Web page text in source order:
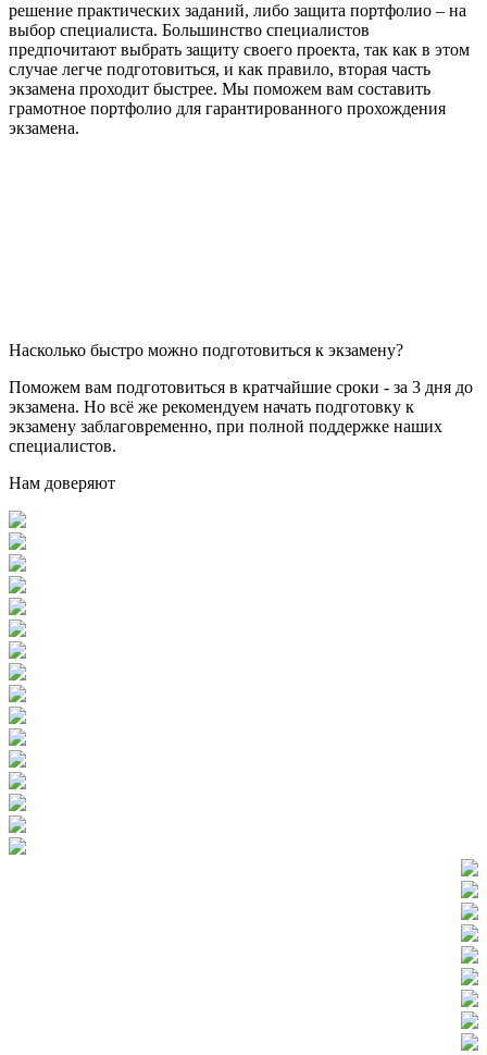
решение практических заданий, либо защита портфолио – на
выбор специалиста. Большинство специалистов
предпочитают выбрать защиту своего проекта, так как в этом
случае легче подготовиться, и как правило, вторая часть
экзамена проходит быстрее. Мы поможем вам составить
грамотное портфолио для гарантированного прохождения
экзамена.
Насколько быстро можно подготовиться к экзамену?
Поможем вам подготовиться в кратчайшие сроки - за 3 дня до
экзамена. Но всё же рекомендуем начать подготовку к
экзамену заблаговременно, при полной поддержке наших
специалистов.
Нам доверяют